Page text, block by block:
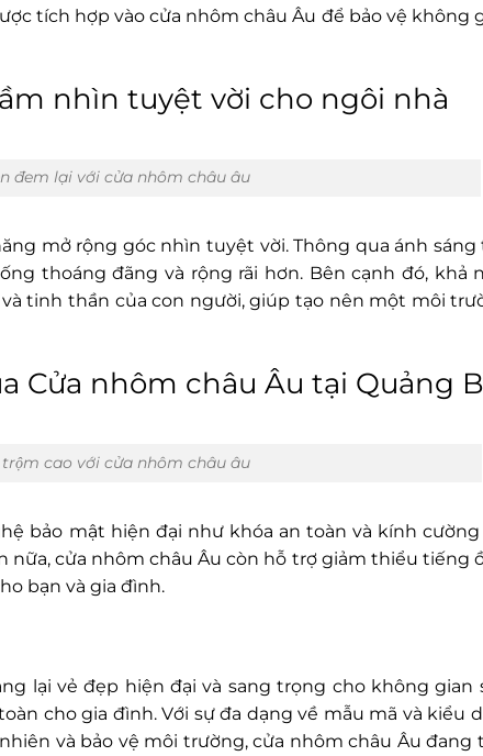
tích hợp vào cửa nhôm châu Âu để bảo vệ không
nhìn tuyệt vời cho ngôi nhà
đem lại với cửa nhôm châu âu
mở rộng góc nhìn tuyệt vời. Thông qua ánh sáng
thoáng đãng và rộng rãi hơn. Bên cạnh đó, khả
tinh thần của con người, giúp tạo nên một môi
Cửa nhôm châu Âu tại Quảng
cao với cửa nhôm châu âu
bảo mật hiện đại như khóa an toàn và kính cường
nữa, cửa nhôm châu Âu còn hỗ trợ giảm thiểu tiếng
bạn và gia đình.
lại vẻ đẹp hiện đại và sang trọng cho không gian
cho gia đình. Với sự đa dạng về mẫu mã và kiểu
và bảo vệ môi trường, cửa nhôm châu Âu đang